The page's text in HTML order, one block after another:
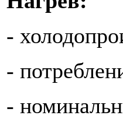
-
-
-